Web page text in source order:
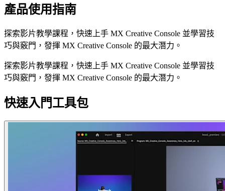
產品使用指南
探索影片教學課程，快速上手 MX Creative Console 並學習技
巧與竅門，發揮 MX Creative Console 的最大潛力。
探索影片教學課程，快速上手 MX Creative Console 並學習技
巧與竅門，發揮 MX Creative Console 的最大潛力。
快速入門工具包